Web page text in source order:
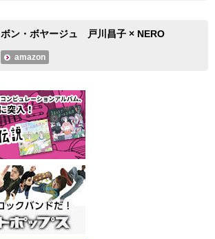
ボン・ボヤージュ 戸川昌子 × NERO
amazon